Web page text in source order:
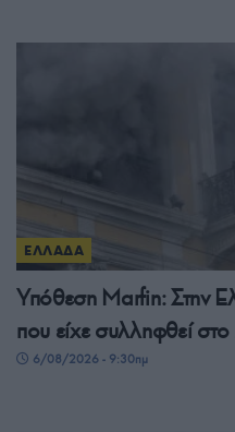
ΕΛΛΑΔΑ
Υπόθεση Μarfin: Στην
που είχε συλληφθεί
6/08/2026 - 9:30πμ